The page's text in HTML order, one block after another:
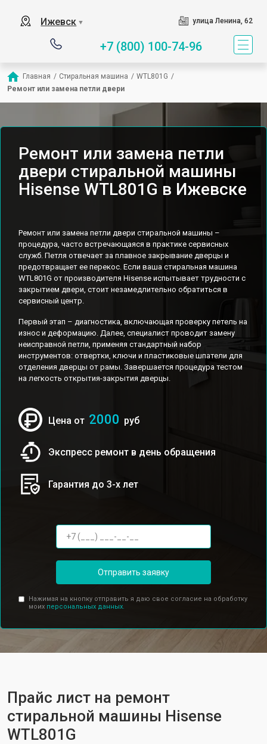
Ижевск ▼ улица Ленина, 62
+7 (800) 100-74-96
Главная / Стиральная машина / WTL801G /
Ремонт или замена петли двери
Ремонт или замена петли
двери стиральной машины
Hisense WTL801G в Ижевске
Ремонт или замена петли двери стиральной машины –
процедура, часто встречающаяся в практике сервисных
служб. Петля отвечает за плавное закрывание дверцы и
предотвращает ее перекос. Если ваша стиральная машина
WTL801G от производителя Hisense испытывает трудности с
закрытием двери, стоит незамедлительно обратиться в
сервисный центр.
Первый этап – диагностика, включающая проверку петель на
износ и деформацию. Далее, специалист проводит замену
неисправной петли, применяя стандартный набор
инструментов: отвертки, ключи и пластиковые шпатели для
отделения дверцы от рамы. Завершается процедура тестом
на легкость открытия-закрытия дверцы.
Цена от 2000 руб
Экспресс ремонт в день обращения
Гарантия до 3-х лет
Отправить заявку
Нажимая на кнопку отправить я даю свое согласие на обработку
моих персональных данных.
Прайс лист на ремонт
стиральной машины Hisense
WTL801G